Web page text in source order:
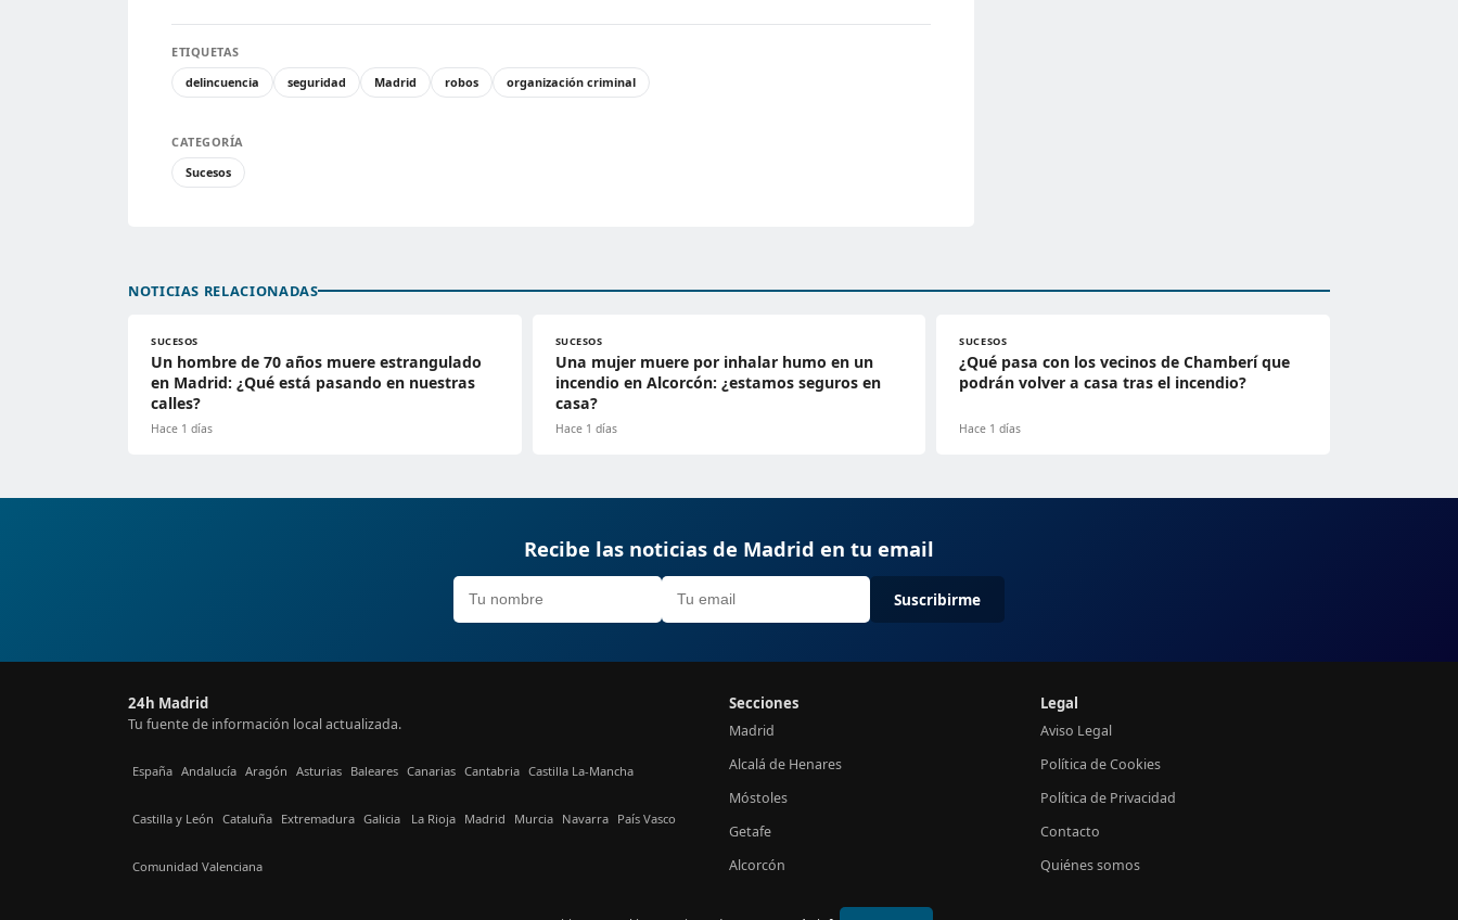
ETIQUETAS
delincuencia
seguridad Madrid robos organización criminal
CATEGORÍA
Sucesos
NOTICIAS RELACIONADAS
SUCESOS
Un hombre de 70 años muere estrangulado
en Madrid: ¿Qué está pasando en nuestras
calles?
Hace 1 días
SUCESOS
Una mujer muere por inhalar humo en un
incendio en Alcorcón: ¿estamos seguros en
casa?
Hace 1 días
SUCESOS
¿Qué pasa con los vecinos de Chamberí que
podrán volver a casa tras el incendio?
Hace 1 días
Recibe las noticias de Madrid en tu email
Suscribirme
24h Madrid
Tu fuente de información local actualizada.
España Andalucía Aragón Asturias Baleares Canarias Cantabria Castilla La-Mancha
Castilla y León Cataluña Extremadura Galicia La Rioja Madrid Murcia Navarra País Vasco
Comunidad Valenciana
Secciones
Madrid
Alcalá de Henares
Móstoles
Getafe
Alcorcón
Legal
Aviso Legal
Política de Cookies
Política de Privacidad
Contacto
Quiénes somos